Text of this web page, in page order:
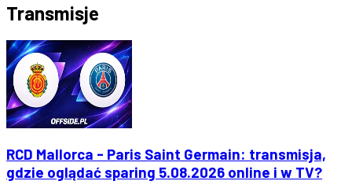
Transmisje
RCD Mallorca - Paris Saint Germain: transmisja,
gdzie oglądać sparing 5.08.2026 online i w TV?